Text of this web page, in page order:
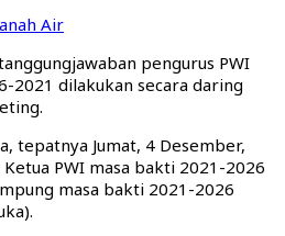
Air
pengurus PWI
2021 dilakukan secara daring
tepatnya Jumat, 4 Desember,
PWI masa bakti 2021-2026
masa bakti 2021-2026